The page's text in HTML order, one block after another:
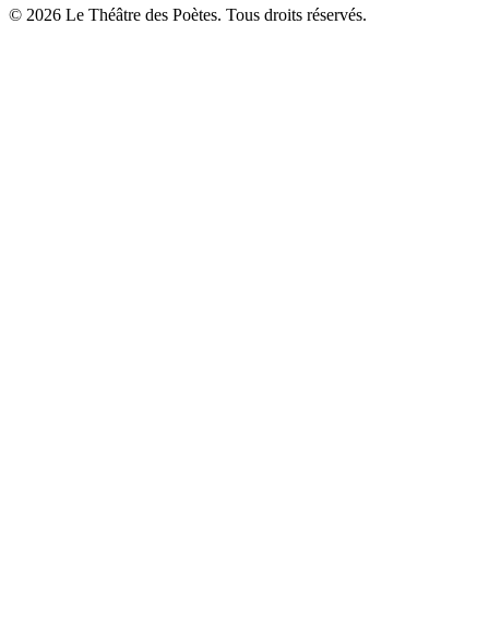
© 2026 Le Théâtre des Poètes. Tous droits réservés.